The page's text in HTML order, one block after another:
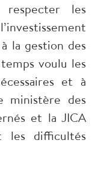
les
la gestion des
voulu les
et à
ministère des
et la JICA
les difficultés